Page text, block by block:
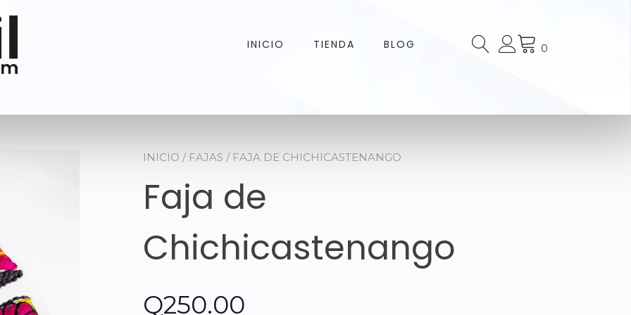
INICIO TIENDA BLOG 0
INICIO / FAJAS / FAJA DE CHICHICASTENANGO
Faja de
Chichicastenango
Q250.00